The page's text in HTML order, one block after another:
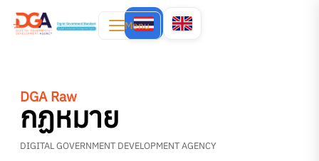
Menu
DGA Raw
กฏหมาย
DIGITAL GOVERNMENT DEVELOPMENT AGENCY